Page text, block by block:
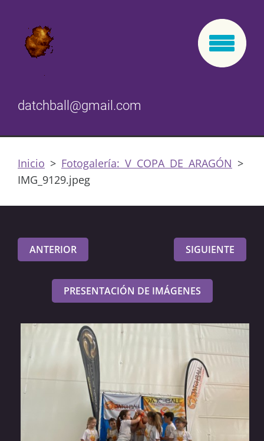
datchball@gmail.com
Inicio > Fotogalería: V COPA DE ARAGÓN >
IMG_9129.jpeg
ANTERIOR SIGUIENTE
PRESENTACIÓN DE IMÁGENES